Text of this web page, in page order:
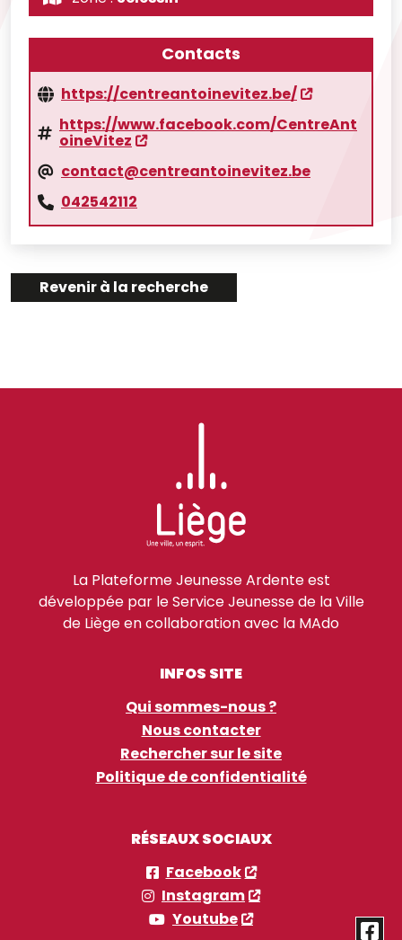
Contacts
https://centreantoinevitez.be/
https://www.facebook.com/CentreAnt
oineVitez
contact@centreantoinevitez.be
042542112
Revenir à la recherche
La Plateforme Jeunesse Ardente est
développée par le Service Jeunesse de la Ville
de Liège en collaboration avec la MAdo
INFOS SITE
Qui sommes-nous ?
Nous contacter
Rechercher sur le site
Politique de confidentialité
RÉSEAUX SOCIAUX
Facebook
Instagram
Youtube